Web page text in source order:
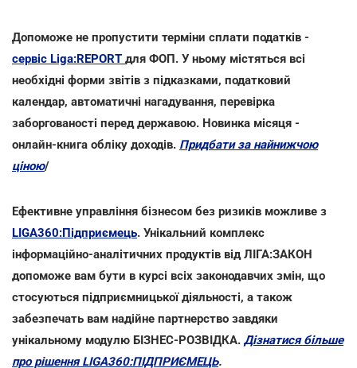
Допоможе не пропустити терміни сплати податків -
сервіс Liga:REPORT для ФОП. У ньому містяться всі
необхідні форми звітів з підказками, податковий
календар, автоматичні нагадування, перевірка
заборгованості перед державою. Новинка місяця -
онлайн-книга обліку доходів. Придбати за найнижчою
ціною/
Ефективне управління бізнесом без ризиків можливе з
LIGA360:Підприємець. Унікальний комплекс
інформаційно-аналітичних продуктів від ЛІГА:ЗАКОН
допоможе вам бути в курсі всіх законодавчих змін, що
стосуються підприємницької діяльності, а також
забезпечать вам надійне партнерство завдяки
унікальному модулю БІЗНЕС-РОЗВІДКА. Дізнатися більше
про рішення LIGA360:ПІДПРИЄМЕЦЬ.